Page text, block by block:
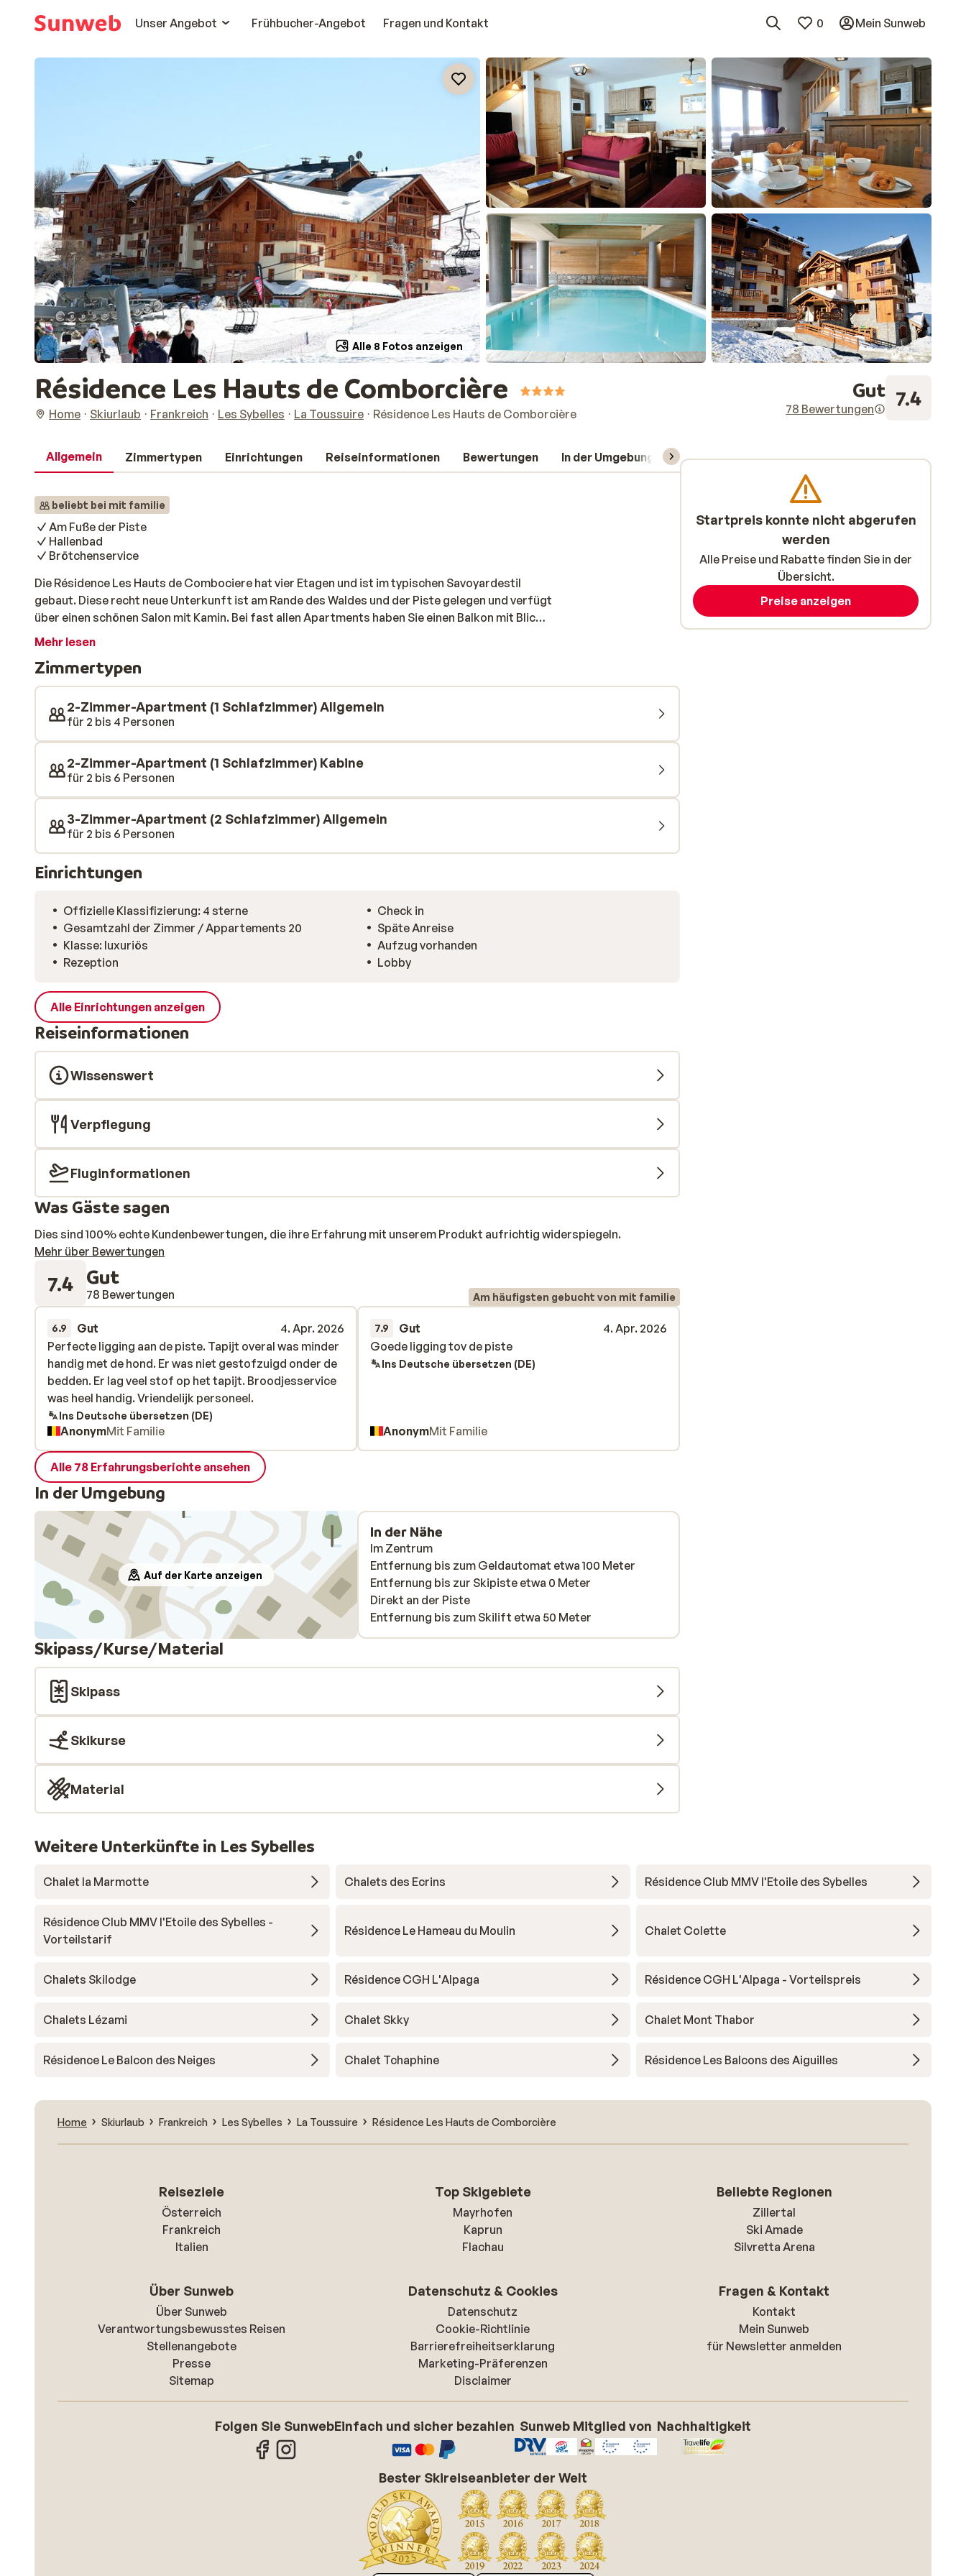
Unser Angebot
Frühbucher-Angebot Fragen und Kontakt 0 Mein Sunweb
Alle 8 Fotos anzeigen
Résidence Les Hauts de Comborcière
Home Skiurlaub Frankreich Les Sybelles La Toussuire Résidence Les Hauts de Comborcière
Gut
78 Bewertungen 7.4
Allgemein Zimmertypen Einrichtungen Reiseinformationen Bewertungen In der Umgebung Skipass/Kurse/Material
beliebt bei mit familie
Am Fuße der Piste
Hallenbad
Brötchenservice
Die Résidence Les Hauts de Combociere hat vier Etagen und ist im typischen Savoyardestil
gebaut. Diese recht neue Unterkunft ist am Rande des Waldes und der Piste gelegen und verfügt
über einen schönen Salon mit Kamin. Bei fast allen Apartments haben Sie einen Balkon mit Blick
auf den Ort oder die Piste. In der von unseren Kunden sehr gelobten Unterkunft gibt es eine
kostenfrei nutzen. Eine gute Unterkunft für einen preiswerten Skiurlaub in Frankreich!
Mehr lesen
Zimmertypen
2-Zimmer-Apartment (1 Schlafzimmer) Allgemein
für 2 bis 4 Personen
2-Zimmer-Apartment (1 Schlafzimmer) Kabine
für 2 bis 6 Personen
3-Zimmer-Apartment (2 Schlafzimmer) Allgemein
für 2 bis 6 Personen
Einrichtungen
Offizielle Klassifizierung: 4 sterne
Gesamtzahl der Zimmer / Appartements 20
Klasse: luxuriös
Rezeption
Check in
Späte Anreise
Aufzug vorhanden
Lobby
Alle Einrichtungen anzeigen
Reiseinformationen
Wissenswert
Verpflegung
Fluginformationen
Was Gäste sagen
Dies sind 100% echte Kundenbewertungen, die ihre Erfahrung mit unserem Produkt aufrichtig widerspiegeln.
Mehr über Bewertungen
7.4 Gut
78 Bewertungen Am häufigsten gebucht von mit familie
6.9 Gut
4. Apr. 2026
Perfecte ligging aan de piste. Tapijt overal was minder
handig met de hond. Er was niet gestofzuigd onder de
bedden. Er lag veel stof op het tapijt. Broodjesservice
was heel handig. Vriendelijk personeel.
Perfecte ligging aan de piste. Tapijt overal was minder
handig met de hond. Er was niet gestofzuigd onder de
bedden. Er lag veel stof op het tapijt. Broodjesservice
was heel handig. Vriendelijk personeel.
Ins Deutsche übersetzen (DE)
AnonymMit Familie
7.9 Gut
4. Apr. 2026
Goede ligging tov de piste
Goede ligging tov de piste
Ins Deutsche übersetzen (DE)
AnonymMit Familie
Alle 78 Erfahrungsberichte ansehen
In der Umgebung
Auf der Karte anzeigen
In der Nähe
Im Zentrum
Entfernung bis zum Geldautomat etwa 100 Meter
Entfernung bis zur Skipiste etwa 0 Meter
Direkt an der Piste
Entfernung bis zum Skilift etwa 50 Meter
Skipass/Kurse/Material
Skipass
Skikurse
Material
Startpreis konnte nicht abgerufen
werden
Alle Preise und Rabatte finden Sie in der
Übersicht.
Preise anzeigen
Weitere Unterkünfte in Les Sybelles
Chalet la Marmotte Chalets des Ecrins Résidence Club MMV l'Etoile des Sybelles
Résidence Club MMV l'Etoile des Sybelles -
Vorteilstarif
Résidence Le Hameau du Moulin Chalet Colette
Chalets Skilodge Résidence CGH L'Alpaga Résidence CGH L'Alpaga - Vorteilspreis
Chalets Lézami Chalet Skky Chalet Mont Thabor
Résidence Le Balcon des Neiges Chalet Tchaphine Résidence Les Balcons des Aiguilles
Home Skiurlaub Frankreich Les Sybelles La Toussuire Résidence Les Hauts de Comborcière
Reiseziele
Österreich
Frankreich
Italien
Top Skigebiete
Mayrhofen
Kaprun
Flachau
Beliebte Regionen
Zillertal
Ski Amade
Silvretta Arena
Über Sunweb
Über Sunweb
Verantwortungsbewusstes Reisen
Stellenangebote
Presse
Sitemap
Datenschutz & Cookies
Datenschutz
Cookie-Richtlinie
Barrierefreiheitserklarung
Marketing-Präferenzen
Disclaimer
Fragen & Kontakt
Kontakt
Mein Sunweb
für Newsletter anmelden
Folgen Sie SunwebEinfach und sicher bezahlen Sunweb Mitglied von Nachhaltigkeit
Bester Skireiseanbieter der Welt